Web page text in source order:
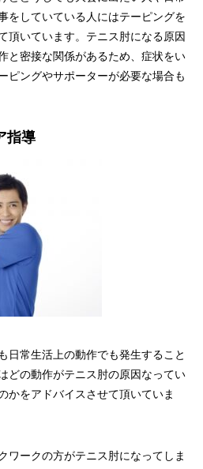
をしていている人にはテーピングを
頂いています。テニス肘になる原因
と密接な関係があるため、症状をい
ピングやサポーターが必要な場合も
指導
日常生活上の動作でも発生すること
どの動作がテニス肘の原因なってい
かをアドバイスさせて頂いていま
ワークの方がテニス肘になってしま